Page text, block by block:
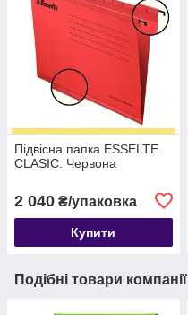
Підвісна папка ESSELTE
CLASIC. Червона
2 040 ₴/упаковка
Купити
Подібні товари компанії